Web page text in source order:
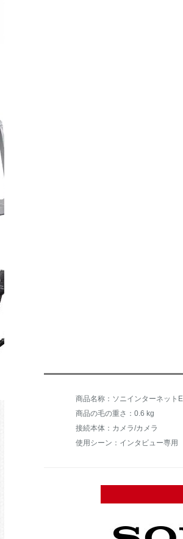
商品の毛の重さ：0.6 kg
接続本体：カメラ/カメラ
使用シーン：インタビュー専用